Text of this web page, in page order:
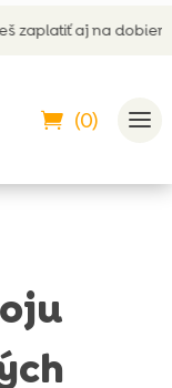
(0)